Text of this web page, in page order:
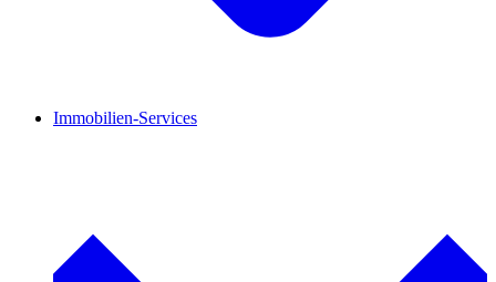
Immobilien-Services